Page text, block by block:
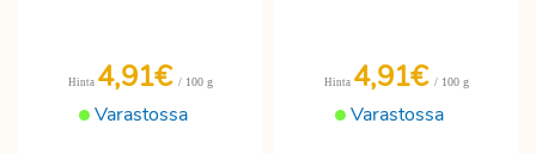
Varastossa
Hinta 4,91€ / 100 g
Varastossa
Hinta 4,91€ / 100 g